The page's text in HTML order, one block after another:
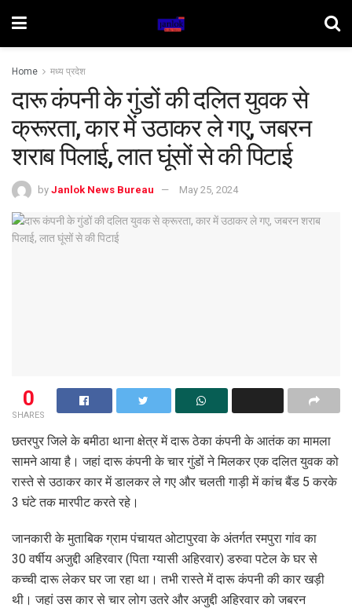
Home मध्य प्रदेश
दारू कंपनी के गुंडों की दलित युवक से
क्रूरता, कार में उठाकर ले गए, जबरन
शराब पिलाई, लात घूंसों से की पिटाई
by Janlok News Bureau May 25, 2024
0
SHARES
छतरपुर जिले के बमीठा थाना क्षेत्र में दारू ठेका कंपनी के आतंक का मामला
सामने आया है। जहां दारू कंपनी के चार गुंडों ने मिलकर एक दलित युवक को
रास्ते से उठाकर कार में डालकर ले गए और चलती गाड़ी में कांच बैंड 5 करके
3 घंटे तक मारपीट करते रहे।
जानकारी के मुताबिक ग्राम पंचायत ओटापुरवा के अंतर्गत रमपुरा गांव का
30 वर्षीय अजुद्दी अहिरवार (पिता ग्यासी अहिरवार) डरुवा पटेल के घर से
कच्ची दारू लेकर घर जा रहा था। तभी रास्ते में दारू कंपनी की कार खड़ी
थी। जहां उस कार से चार लोग उतरे और अजुद्दी अहिरवार को जबरन